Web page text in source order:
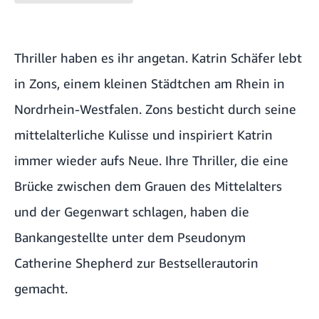
Thriller haben es ihr angetan. Katrin Schäfer lebt
in Zons, einem kleinen Städtchen am Rhein in
Nordrhein-Westfalen. Zons besticht durch seine
mittelalterliche Kulisse und inspiriert Katrin
immer wieder aufs Neue. Ihre Thriller, die eine
Brücke zwischen dem Grauen des Mittelalters
und der Gegenwart schlagen, haben die
Bankangestellte unter dem Pseudonym
Catherine Shepherd zur Bestsellerautorin
gemacht.